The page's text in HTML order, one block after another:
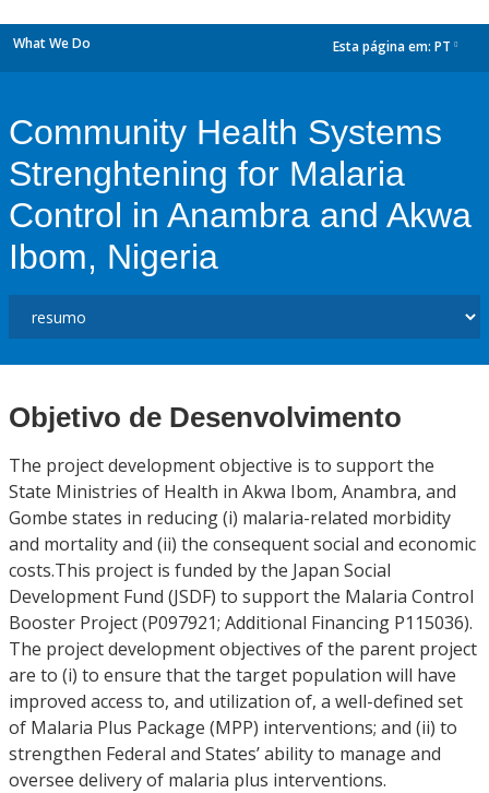
What We Do Esta página em: PT
Community Health Systems
Strenghtening for Malaria
Control in Anambra and Akwa
Ibom, Nigeria
Objetivo de Desenvolvimento
The project development objective is to support the
State Ministries of Health in Akwa Ibom, Anambra, and
Gombe states in reducing (i) malaria-related morbidity
and mortality and (ii) the consequent social and economic
costs.This project is funded by the Japan Social
Development Fund (JSDF) to support the Malaria Control
Booster Project (P097921; Additional Financing P115036).
The project development objectives of the parent project
are to (i) to ensure that the target population will have
improved access to, and utilization of, a well-defined set
of Malaria Plus Package (MPP) interventions; and (ii) to
strengthen Federal and States’ ability to manage and
oversee delivery of malaria plus interventions.